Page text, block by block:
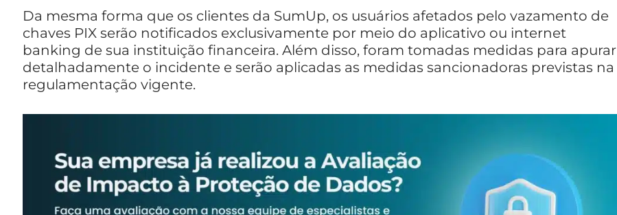
Da mesma forma que os clientes da SumUp, os usuários afetados pelo vazamento de
chaves PIX serão notificados exclusivamente por meio do aplicativo ou internet
banking de sua instituição financeira. Além disso, foram tomadas medidas para apurar
detalhadamente o incidente e serão aplicadas as medidas sancionadoras previstas na
regulamentação vigente.